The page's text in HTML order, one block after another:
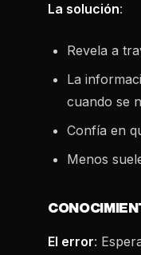
La solución:
Revela a
La
cuando se
Confía en
Menos
El error: